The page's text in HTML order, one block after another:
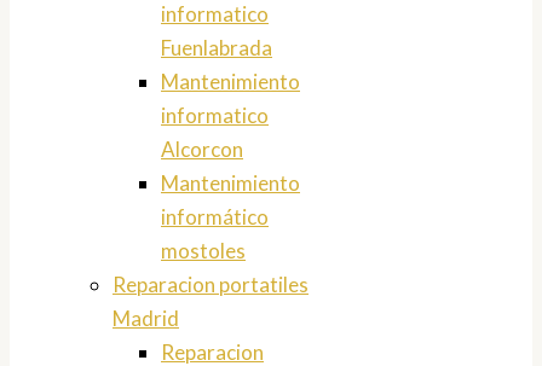
informatico
Fuenlabrada
Mantenimiento
informatico
Alcorcon
Mantenimiento
informático
mostoles
Reparacion portatiles
Madrid
Reparacion